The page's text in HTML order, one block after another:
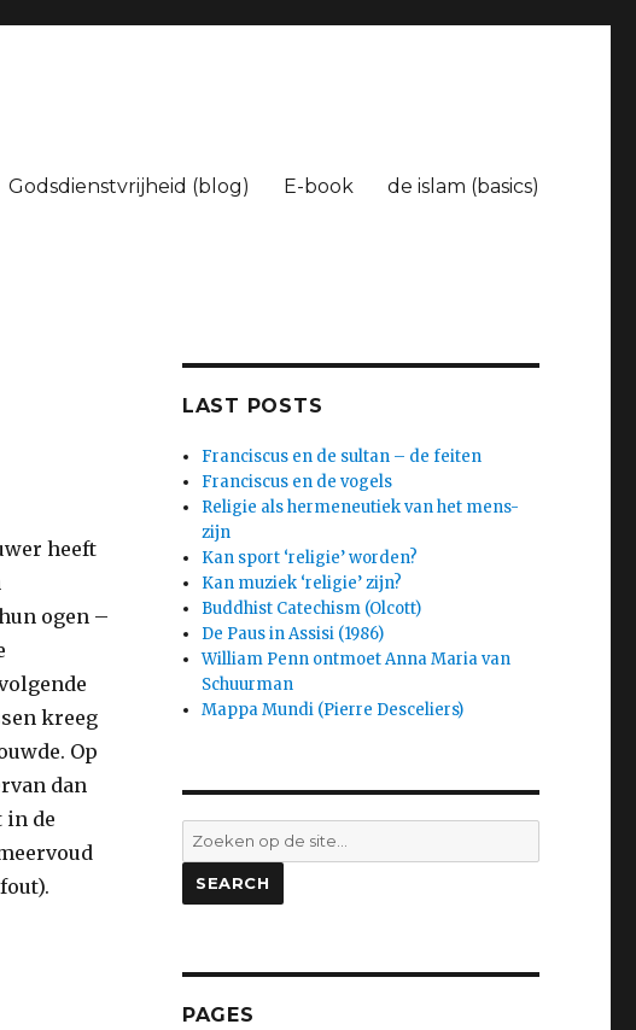
Godsdienstvrijheid (blog) E-book de islam (basics)
heeft
ogen –
kreeg
Op
dan
in de
LAST POSTS
Franciscus en de sultan – de feiten
Franciscus en de vogels
Religie als hermeneutiek van het mens-
zijn
Kan sport ‘religie’ worden?
Kan muziek ‘religie’ zijn?
Buddhist Catechism (Olcott)
De Paus in Assisi (1986)
William Penn ontmoet Anna Maria van
Schuurman
Mappa Mundi (Pierre Desceliers)
SEARCH
PAGES